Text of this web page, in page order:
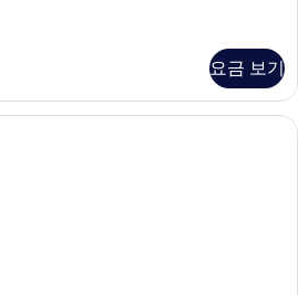
요금 보기
스튜디오 | 고급 침구, 객실 내 금고, 책